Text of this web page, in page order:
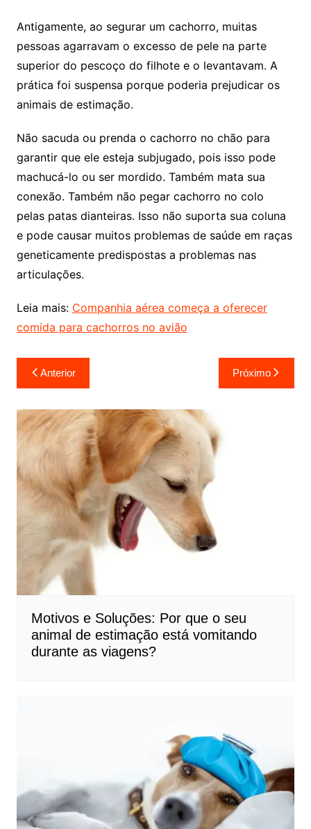
Antigamente, ao segurar um cachorro, muitas
pessoas agarravam o excesso de pele na parte
superior do pescoço do filhote e o levantavam. A
prática foi suspensa porque poderia prejudicar os
animais de estimação.
Não sacuda ou prenda o cachorro no chão para
garantir que ele esteja subjugado, pois isso pode
machucá-lo ou ser mordido. Também mata sua
conexão. Também não pegar cachorro no colo
pelas patas dianteiras. Isso não suporta sua coluna
e pode causar muitos problemas de saúde em raças
geneticamente predispostas a problemas nas
articulações.
Leia mais: Companhia aérea começa a oferecer
comida para cachorros no avião
Navegação
de
Post
Anterior Próximo
Motivos e Soluções: Por que o seu
animal de estimação está vomitando
durante as viagens?